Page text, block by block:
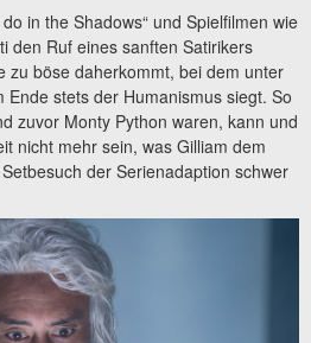
in the Shadows“ und Spielfilmen wie
den Ruf eines sanften Satirikers
zu böse daherkommt, bei dem unter
stets der Humanismus siegt. So
zuvor Monty Python waren, kann und
nicht mehr sein, was Gilliam dem
der Serienadaption schwer